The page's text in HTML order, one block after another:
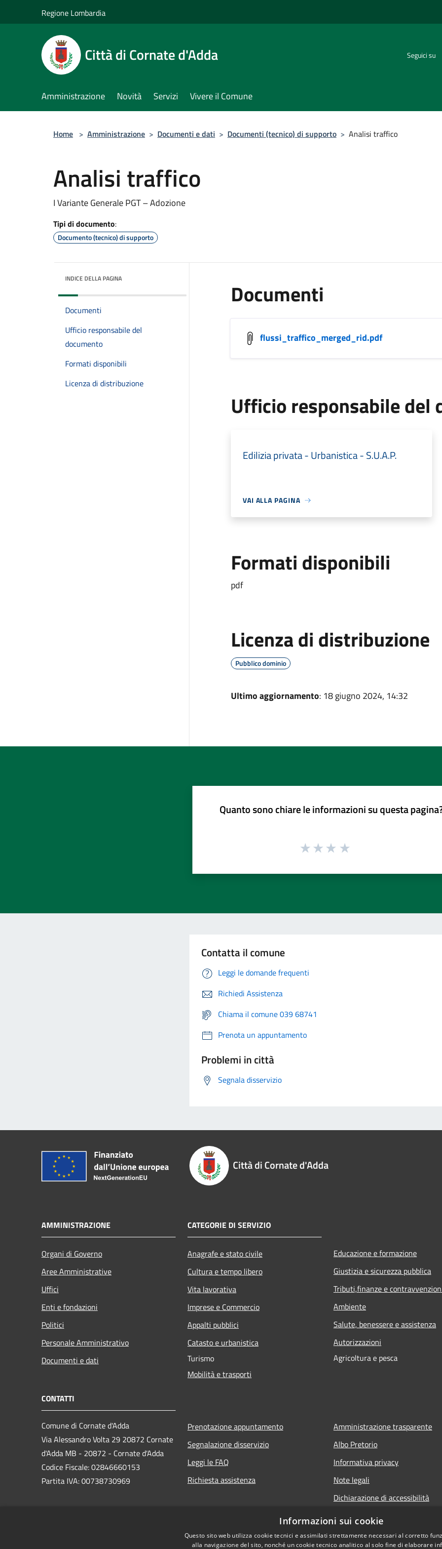
Regione Lombardia
Città di Cornate d'Adda Seguici su
Amministrazione Novità Servizi Vivere il Comune
Home > Amministrazione > Documenti e dati > Documenti (tecnico) di supporto > Analisi traffico
Analisi traffico
I Variante Generale PGT – Adozione
Tipi di documento:
Documento (tecnico) di supporto
INDICE DELLA PAGINA
Documenti
Ufficio responsabile del
documento
Formati disponibili
Licenza di distribuzione
Documenti
flussi_traffico_merged_rid.pdf
Ufficio responsabile del
Edilizia privata - Urbanistica - S.U.A.P.
VAI ALLA PAGINA
Formati disponibili
pdf
Licenza di distribuzione
Pubblico dominio
Ultimo aggiornamento: 18 giugno 2024, 14:32
Quanto sono chiare le informazioni su questa
Contatta il comune
Leggi le domande frequenti
Richiedi Assistenza
Chiama il comune 039 68741
Prenota un appuntamento
Problemi in città
Segnala disservizio
Città di Cornate d'Adda
AMMINISTRAZIONE
Organi di Governo
Aree Amministrative
Uffici
Enti e fondazioni
Politici
Personale Amministrativo
Documenti e dati
CATEGORIE DI SERVIZIO
Anagrafe e stato civile
Cultura e tempo libero
Vita lavorativa
Imprese e Commercio
Appalti pubblici
Catasto e urbanistica
Turismo
Mobilità e trasporti
Educazione e formazione
Giustizia e sicurezza pubblica
Tributi,finanze e
Ambiente
Salute, benessere e assistenza
Autorizzazioni
Agricoltura e pesca
CONTATTI
Comune di Cornate d'Adda
Via Alessandro Volta 29 20872 Cornate
d'Adda MB - 20872 - Cornate d'Adda
Codice Fiscale: 02846660153
Partita IVA: 00738730969
Prenotazione appuntamento
Segnalazione disservizio
Leggi le FAQ
Richiesta assistenza
Amministrazione trasparente
Albo Pretorio
Informativa privacy
Note legali
Dichiarazione di accessibilità
Informazioni sui cookie
Questo sito web utilizza cookie tecnici e assimilati strettamente necessari al corretto
alla navigazione del sito, nonché un cookie tecnico analitico al solo fine di elaborare